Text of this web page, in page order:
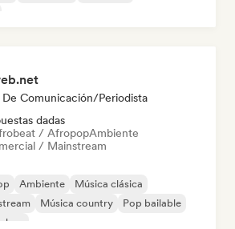
De Comunicación/Periodista
dadas
/ AfropopAmbiente
/ Mainstream
Ambiente
Música clásica
Música country
Pop bailable
hop